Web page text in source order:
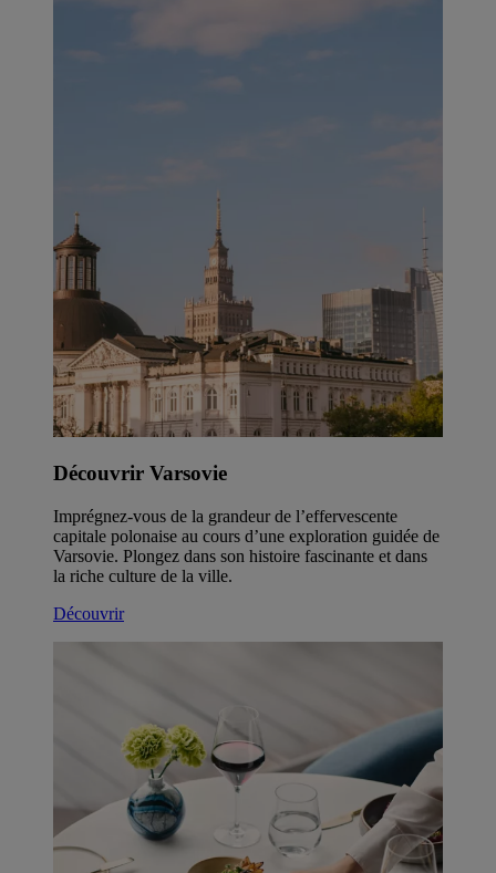
Découvrir Varsovie
Imprégnez-vous de la grandeur de l’effervescente
capitale polonaise au cours d’une exploration guidée de
Varsovie. Plongez dans son histoire fascinante et dans
la riche culture de la ville.
Découvrir